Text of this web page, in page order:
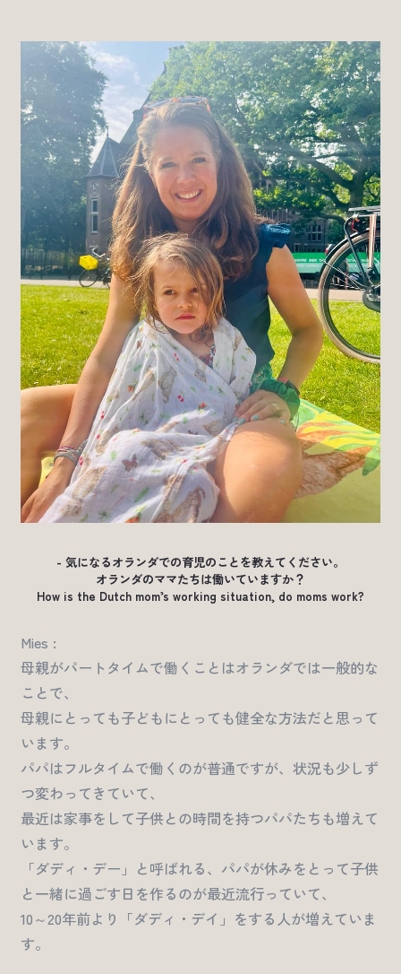
- 気になるオランダでの育児のことを教えてください。
オランダのママたちは働いていますか？
How is the Dutch mom’s working situation, do moms work?
Mies :
母親がパートタイムで働くことはオランダでは一般的な
ことで、
母親にとっても子どもにとっても健全な方法だと思って
います。
パパはフルタイムで働くのが普通ですが、状況も少しず
つ変わってきていて、
最近は家事をして子供との時間を持つパパたちも増えて
います。
「ダディ・デー」と呼ばれる、パパが休みをとって子供
と一緒に過ごす日を作るのが最近流行っていて、
10～20年前より「ダディ・デイ」をする人が増えていま
す。